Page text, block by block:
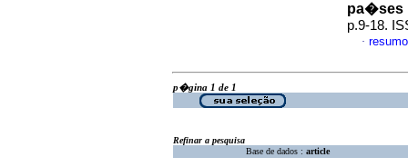
pa�ses
p.9-18.
·
p�gina 1 de 1
Refinar a pesquisa
Base de dados : article